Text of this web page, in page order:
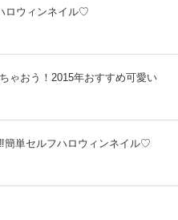
ロウィンネイル♡
ゃおう！2015年おすすめ可愛い
簡単セルフハロウィンネイル♡